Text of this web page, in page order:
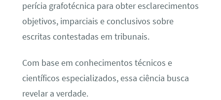
perícia grafotécnica para obter esclarecimentos
objetivos, imparciais e conclusivos sobre
escritas contestadas em tribunais.
Com base em conhecimentos técnicos e
científicos especializados, essa ciência busca
revelar a verdade.